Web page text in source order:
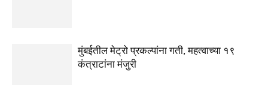
मुंबईतील मेट्रो प्रकल्पांना गती, महत्वाच्या १९
कंत्राटांना मंजुरी